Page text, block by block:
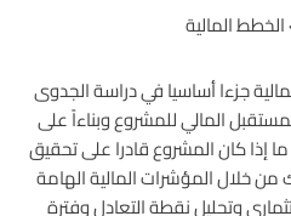
الخطط المالية
جزءا أساسيا في دراسة الجدوى
المالي للمشروع وبناءاً على
إذا كان المشروع قادرا على تحقيق
من خلال المؤشرات المالية الهامة
وتحليل نقطة التعادل وفترة